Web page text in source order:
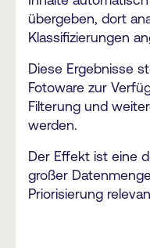
übergeben, dort
Klassifizierungen
Diese Ergebnisse
Fotoware zur
Filterung und
werden.
Der Effekt ist eine
großer
Priorisierung